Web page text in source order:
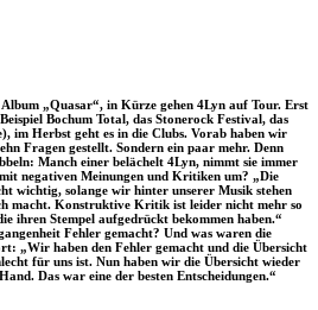
„Quasar“, in Kürze gehen 4Lyn auf Tour. Erst
Bochum Total, das Stonerock Festival, das
im Herbst geht es in die Clubs. Vorab haben wir
Fragen gestellt. Sondern ein paar mehr. Denn
Manch einer belächelt 4Lyn, nimmt sie immer
negativen Meinungen und Kritiken um? „Die
wichtig, solange wir hinter unserer Musik stehen
macht. Konstruktive Kritik ist leider nicht mehr so
ihren Stempel aufgedrückt bekommen haben.“
Fehler gemacht? Und was waren die
„Wir haben den Fehler gemacht und die Übersicht
für uns ist. Nun haben wir die Übersicht wieder
Das war eine der besten Entscheidungen.“